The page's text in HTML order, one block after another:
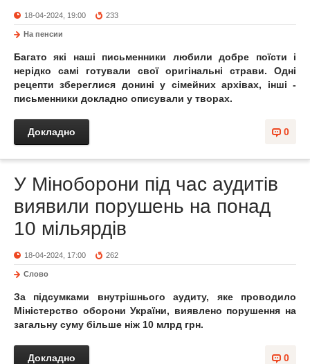
18-04-2024, 19:00 233
На пенсии
Багато які наші письменники любили добре поїсти і
нерідко самі готували свої оригінальні страви. Одні
рецепти збереглися донині у сімейних архівах, інші -
письменники докладно описували у творах.
0
Докладно
У Міноборони під час аудитів
виявили порушень на понад
10 мільярдів
18-04-2024, 17:00 262
Слово
За підсумками внутрішнього аудиту, яке проводило
Міністерство оборони України, виявлено порушення на
загальну суму більше ніж 10 млрд грн.
0
Докладно